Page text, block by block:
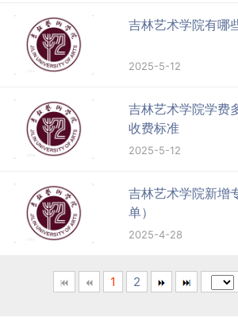
吉林艺术学院有哪
2025-5-12
吉林艺术学院学费
收费标准
2025-5-12
吉林艺术学院新增
单）
2025-4-28
1 2